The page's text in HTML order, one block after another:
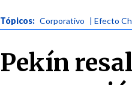
Tópicos: Corporativo | Efecto
Pekín